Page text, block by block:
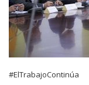
#ElTrabajoContinúa